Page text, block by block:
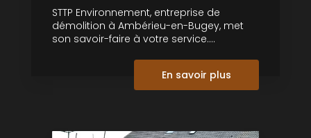
STTP Environnement, entreprise de
démolition à Ambérieu-en-Bugey, met
son savoir-faire à votre service....
En savoir plus